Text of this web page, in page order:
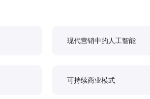
现代营销中的人工智能
可持续商业模式